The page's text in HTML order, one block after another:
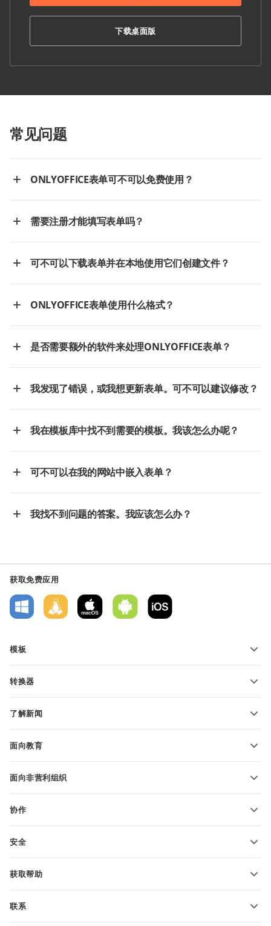
下载桌面版
常见问题
ONLYOFFICE表单可不可以免费使用？
需要注册才能填写表单吗？
可不可以下载表单并在本地使用它们创建文件？
ONLYOFFICE表单使用什么格式？
是否需要额外的软件来处理ONLYOFFICE表单？
我发现了错误，或我想更新表单。可不可以建议修改？
我在模板库中找不到需要的模板。我该怎么办呢？
可不可以在我的网站中嵌入表单？
我找不到问题的答案。我应该怎么办？
获取免费应用
模板
文本文档模板
转换器
转换电子表格
了解新闻
面向教育
适用于教育人士
面向非营利组织
申请免费帐户
协作
翻译人员
安全
获取帮助
帮助中心
联系